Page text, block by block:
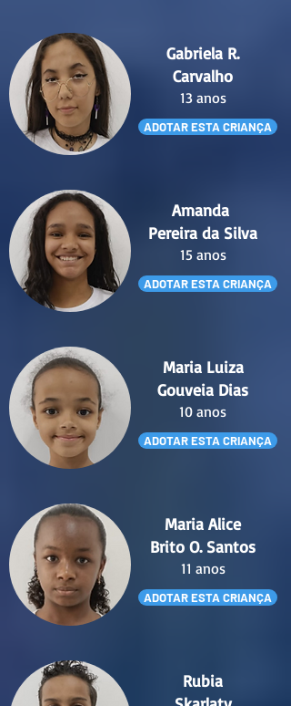
Gabriela R.
Carvalho
13 anos
ADOTAR ESTA CRIANÇA
Amanda
Pereira da Silva
15 anos
ADOTAR ESTA CRIANÇA
Maria Luiza
Gouveia Dias
10 anos
ADOTAR ESTA CRIANÇA
Maria Alice
Brito O. Santos
11 anos
ADOTAR ESTA CRIANÇA
Rubia